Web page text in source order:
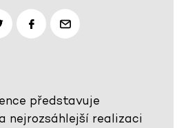
představuje
nejrozsáhlejší realizaci